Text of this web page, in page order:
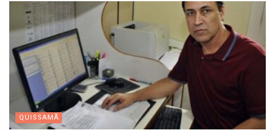
QUISSAMÃ